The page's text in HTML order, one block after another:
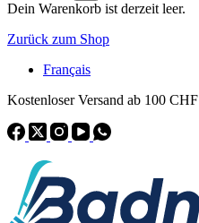
Dein Warenkorb ist derzeit leer.
Zurück zum Shop
Français
Kostenloser Versand ab 100 CHF